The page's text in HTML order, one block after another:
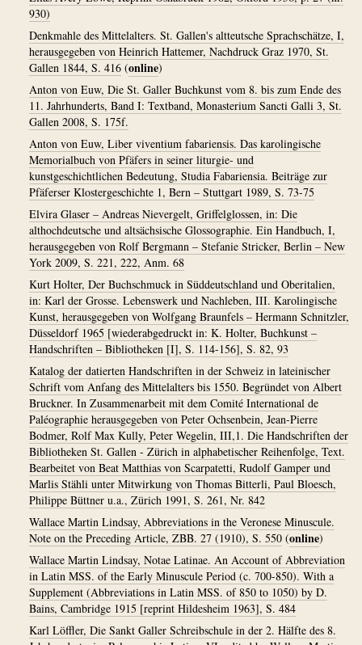
930)
Denkmahle des Mittelalters. St. Gallen's altteutsche Sprachschätze, I,
herausgegeben von Heinrich Hattemer, Nachdruck Graz 1970, St.
Gallen 1844, S. 416 (online)
Anton von Euw, Die St. Galler Buchkunst vom 8. bis zum Ende des
11. Jahrhunderts, Band I: Textband, Monasterium Sancti Galli 3, St.
Gallen 2008, S. 175f.
Anton von Euw, Liber viventium fabariensis. Das karolingische
Memorialbuch von Pfäfers in seiner liturgie- und
kunstgeschichtlichen Bedeutung, Studia Fabariensia. Beiträge zur
Pfäferser Klostergeschichte 1, Bern – Stuttgart 1989, S. 73-75
Elvira Glaser – Andreas Nievergelt, Griffelglossen, in: Die
althochdeutsche und altsächsische Glossographie. Ein Handbuch, I,
herausgegeben von Rolf Bergmann – Stefanie Stricker, Berlin – New
York 2009, S. 221, 222, Anm. 68
Kurt Holter, Der Buchschmuck in Süddeutschland und Oberitalien,
in: Karl der Grosse. Lebenswerk und Nachleben, III. Karolingische
Kunst, herausgegeben von Wolfgang Braunfels – Hermann Schnitzler,
Düsseldorf 1965 [wiederabgedruckt in: K. Holter, Buchkunst –
Handschriften – Bibliotheken [I], S. 114-156], S. 82, 93
Katalog der datierten Handschriften in der Schweiz in lateinischer
Schrift vom Anfang des Mittelalters bis 1550. Begründet von Albert
Bruckner. In Zusammenarbeit mit dem Comité International de
Paléographie herausgegeben von Peter Ochsenbein, Jean-Pierre
Bodmer, Rolf Max Kully, Peter Wegelin, III,1. Die Handschriften der
Bibliotheken St. Gallen - Zürich in alphabetischer Reihenfolge, Text.
Bearbeitet von Beat Matthias von Scarpatetti, Rudolf Gamper und
Marlis Stähli unter Mitwirkung von Thomas Bitterli, Paul Bloesch,
Philippe Büttner u.a., Zürich 1991, S. 261, Nr. 842
Wallace Martin Lindsay, Abbreviations in the Veronese Minuscule.
Note on the Preceding Article, ZBB. 27 (1910), S. 550 (online)
Wallace Martin Lindsay, Notae Latinae. An Account of Abbreviation
in Latin MSS. of the Early Minuscule Period (c. 700-850). With a
Supplement (Abbreviations in Latin MSS. of 850 to 1050) by D.
Bains, Cambridge 1915 [reprint Hildesheim 1963], S. 484
Karl Löffler, Die Sankt Galler Schreibschule in der 2. Hälfte des 8.